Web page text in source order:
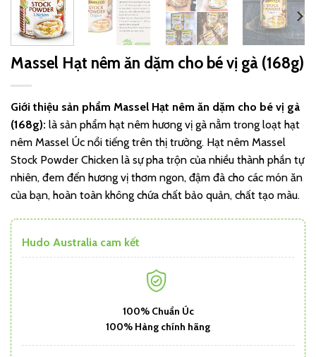
Massel Hạt nêm ăn dặm cho bé vị gà (168g)
Giới thiệu sản phẩm Massel Hạt nêm ăn dặm cho bé vị gà
(168g): là sản phẩm hạt nêm hương vị gà nằm trong loạt hạt
nêm Massel Úc nổi tiếng trên thị trường. Hạt nêm Massel
Stock Powder Chicken là sự pha trộn của nhiều thành phần tự
nhiên, đem đến hương vị thơm ngon, đậm đà cho các món ăn
của bạn, hoàn toàn không chứa chất bảo quản, chất tạo màu.
Hudo Australia cam kết
100% Chuẩn Úc
100% Hàng chính hãng